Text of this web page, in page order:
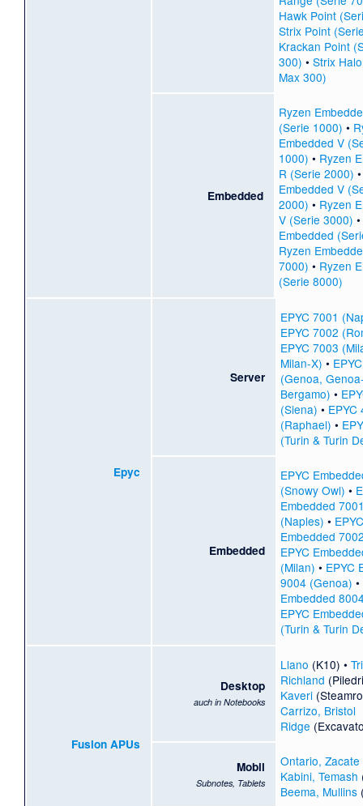
Hawk Point
Strix Point
Krackan Point
300) • Strix
Max 300)
Embedded
Ryzen
(Serie 1000) •
Embedded V
1000) • Ryzen
R (Serie 2000)
Embedded V
2000) • Ryzen
V (Serie 3000) •
Embedded
Ryzen
7000) • Ryzen
(Serie 8000)
Epyc
Server
EPYC 7001
EPYC 7002
EPYC 7003
Milan-X) •
(Genoa,
Bergamo) •
(Siena) • EPYC
(Raphael) •
(Turin & Turin
Embedded
EPYC
(Snowy Owl) •
Embedded
(Naples) • EPYC
Embedded
EPYC
(Milan) • EPYC
9004 (Genoa) •
Embedded
EPYC
(Turin & Turin
Fusion APUs
Desktop
auch in Notebooks
Llano (K10) •
Richland
Kaveri
Carrizo, Bristol
Ridge
Mobil
Subnotes, Tablets
Ontario, Zacate
Kabini, Temash
Beema, Mullins